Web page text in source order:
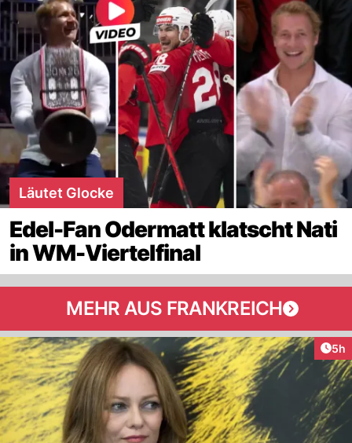
Läutet Glocke
Edel-Fan Odermatt klatscht Nati
in WM-Viertelfinal
MEHR AUS FRANKREICH
5h